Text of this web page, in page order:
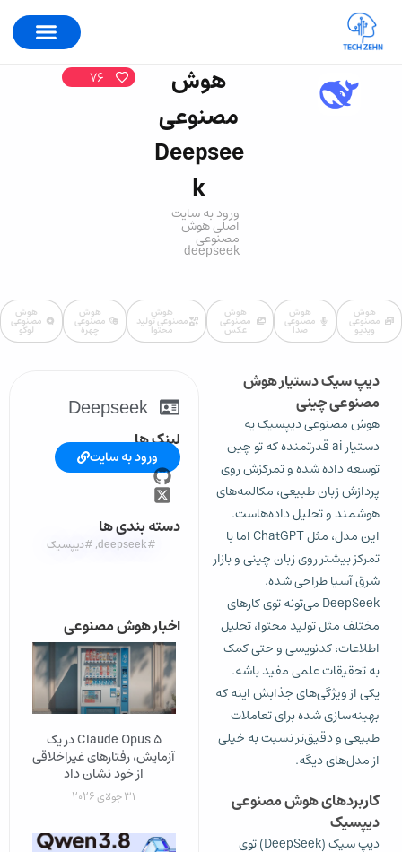
هوش
مصنوعی
Deepsee
k
ورود به سایت
اصلی هوش
مصنوعی
deepseek
76
هوش
مصنوعی
ویدیو
هوش
مصنوعی
صدا
هوش
مصنوعی
عکس
هوش
مصنوعی تولید
محتوا
هوش
مصنوعی
چهره
هوش
مصنوعی
لوگو
دیپ سیک دستیار هوش
مصنوعی چینی
هوش مصنوعی دیپسیک یه
دستیار ai قدرتمنده که تو چین
توسعه داده شده و تمرکزش روی
پردازش زبان طبیعی، مکالمه‌های
هوشمند و تحلیل داده‌هاست.
این مدل، مثل ChatGPT اما با
تمرکز بیشتر روی زبان چینی و بازار
شرق آسیا طراحی شده.
DeepSeek می‌تونه توی کارهای
مختلف مثل تولید محتوا، تحلیل
اطلاعات، کدنویسی و حتی کمک
به تحقیقات علمی مفید باشه.
یکی از ویژگی‌های جذابش اینه که
بهینه‌سازی شده برای تعاملات
طبیعی و دقیق‌تر نسبت به خیلی
از مدل‌های دیگه.
کاربردهای هوش مصنوعی
دیپسیک
دیپ سیک (DeepSeek) توی
Deepseek
لینک ها
ورود به سایت
دسته بندی ها
#deepseek
,#دیپسیک
اخبار هوش مصنوعی
Claude Opus 5 در یک
آزمایش، رفتارهای غیراخلاقی
از خود نشان داد
31 جولای 2026